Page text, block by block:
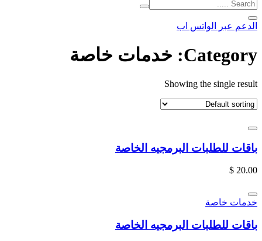
الدعم عبر الواتس اب
Category: خدمات خاصة
Showing the single result
باقات للطلبات البرمجيه الخاصة
20.00
$
خدمات خاصة
باقات للطلبات البرمجيه الخاصة